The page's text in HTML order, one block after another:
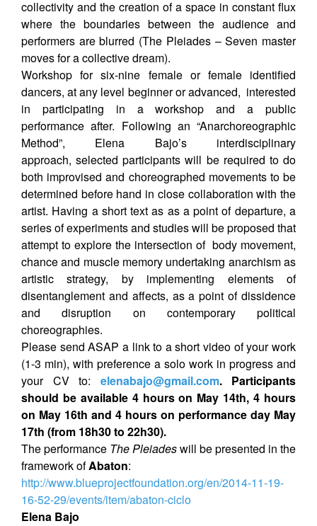
collectivity and the creation of a space in constant flux
where the boundaries between the audience and
performers are blurred (The Pleiades – Seven master
moves for a collective dream).
Workshop for six-nine female or female identified
dancers, at any level beginner or advanced, interested
in participating in a workshop and a public
performance after. Following an “Anarchoreographic
Method”, Elena Bajo’s interdisciplinary
approach, selected participants will be required to do
both improvised and choreographed movements to be
determined before hand in close collaboration with the
artist. Having a short text as as a point of departure, a
series of experiments and studies will be proposed that
attempt to explore the intersection of body movement,
chance and muscle memory undertaking anarchism as
artistic strategy, by implementing elements of
disentanglement and affects, as a point of dissidence
and disruption on contemporary political
choreographies.
Please send ASAP a link to a short video of your work
(1-3 min), with preference a solo work in progress and
your CV to: elenabajo@gmail.com. Participants
should be available 4 hours on May 14th, 4 hours
on May 16th and 4 hours on performance day May
17th (from 18h30 to 22h30).
The performance The Pleiadeswill be presented in the
framework ofAbaton:
http://www.blueprojectfoundation.org/en/2014-11-19-
16-52-29/events/item/abaton-ciclo
Elena Bajo